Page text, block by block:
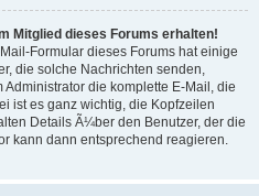
Mitglied dieses Forums erhalten!
Formular dieses Forums hat einige
die solche Nachrichten senden,
die komplette E-Mail, die
ist es ganz wichtig, die Kopfzeilen
Details Ã¼ber den Benutzer, der die
kann dann entsprechend reagieren.